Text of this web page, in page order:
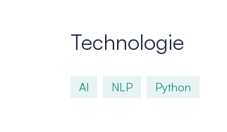
Technologie
AI NLP Python